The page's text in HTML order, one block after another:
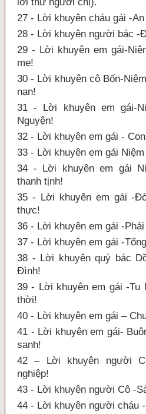
27 - Lời khuyên cháu gái -
28 - Lời khuyên người bác -
29 - Lời khuyên em gái-
mẹ!
30 - Lời khuyên cô Bốn-
nạn!
31 - Lời khuyên em gái-
Nguyện!
32 - Lời khuyên em gái -
33 - Lời khuyên em gái
34 - Lời khuyên em gái
thanh tịnh!
35 - Lời khuyên em gái -
thực!
36 - Lời khuyên em gái -
37 - Lời khuyên em gái -
38 - Lời khuyên quý bác
Đình!
39 - Lời khuyên em gái -Tu
thời!
40 - Lời khuyên em gái –
41 - Lời khuyên em gái-
sanh!
42 – Lời khuyên người
nghiệp!
43 - Lời khuyên người Cô -
44 - Lời khuyên người cháu